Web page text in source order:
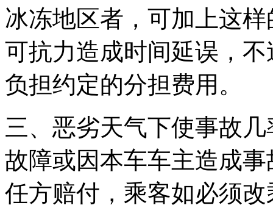
冰冻地区者，可加上这
可抗力造成时间延误，
负担约定的分担费用。
三、恶劣天气下使事故
故障或因本车车主造成
任方赔付，乘客如必须